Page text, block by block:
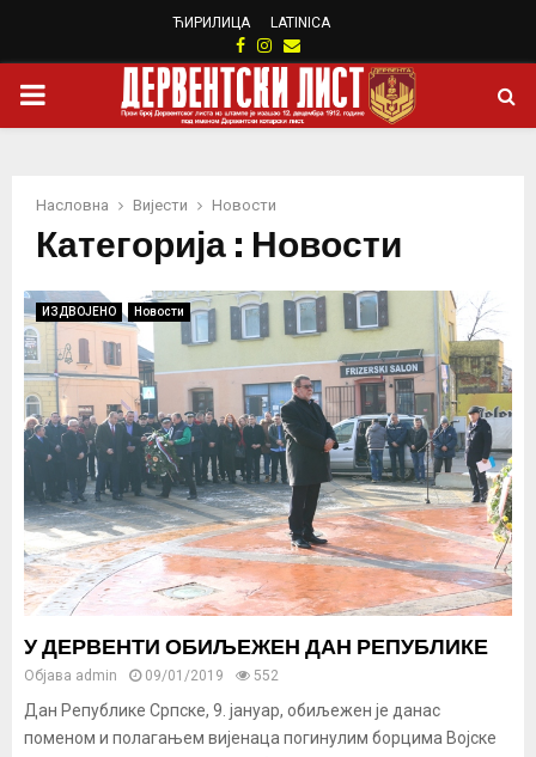
ЋИРИЛИЦА LATINICA
Facebook
Instagram
Email
PRIMARY
Насловна Вијести Новости
Категорија : Новости
ИЗДВОЈЕНО Новости
У ДЕРВЕНТИ ОБИЉЕЖЕН ДАН РЕПУБЛИКЕ
Објава admin 09/01/2019 552
Дан Републике Српске, 9. јануар, обиљежен је данас
поменом и полагањем вијенаца погинулим борцима Војске